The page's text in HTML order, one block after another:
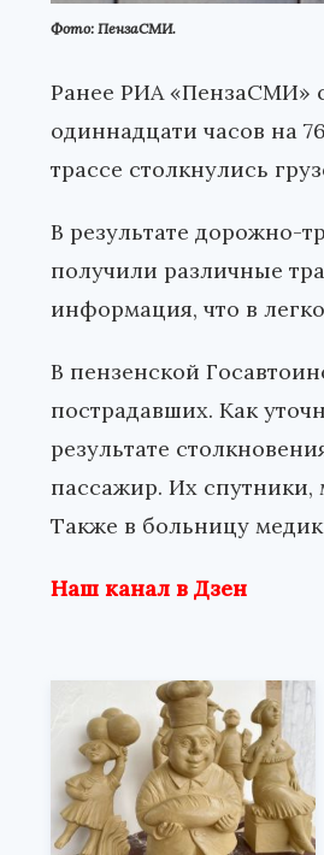
Фото: ПензаСМИ.
Ранее РИА «ПензаСМИ»
одиннадцати часов на
трассе столкнулись
В результате дорожно-
получили различные
информация, что в
В пензенской
пострадавших. Как
результате
пассажир. Их спутники,
Также в больницу
Наш канал в Дзен